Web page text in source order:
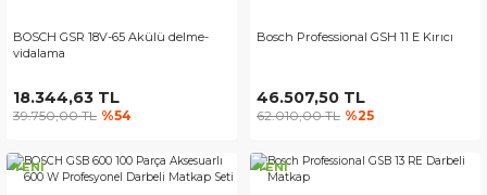
BOSCH GSR 18V-65 Akülü delme-
vidalama
18.344,63 TL
39.750,00 TL %54
Bosch Professional GSH 11 E Kırıcı
46.507,50 TL
62.010,00 TL %25
YENİ YENİ